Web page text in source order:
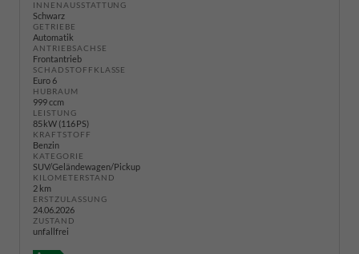
INNENAUSSTATTUNG
Schwarz
GETRIEBE
Automatik
ANTRIEBSACHSE
Frontantrieb
SCHADSTOFFKLASSE
Euro 6
HUBRAUM
999 ccm
LEISTUNG
85 kW (116 PS)
KRAFTSTOFF
Benzin
KATEGORIE
SUV/Geländewagen/Pickup
KILOMETERSTAND
2 km
ERSTZULASSUNG
24.06.2026
ZUSTAND
unfallfrei